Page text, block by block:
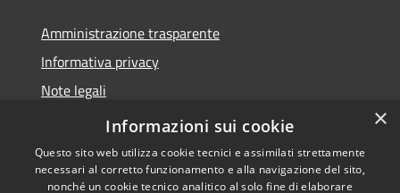
Amministrazione trasparente
Informativa privacy
Note legali
Dichiarazione di accessibilità
×
Informazioni sui cookie
Questo sito web utilizza cookie tecnici e assimilati strettamente
necessari al corretto funzionamento e alla navigazione del sito,
nonché un cookie tecnico analitico al solo fine di elaborare